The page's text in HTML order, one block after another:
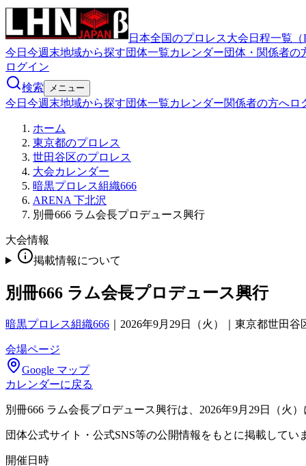
日本全国のプロレス大会日程一覧（
今日 今週末地域から探す団体一覧カレンダー団体・関係者の
ログイン
検索
メニュー
今日 今週末地域から探す団体一覧カレンダー関係者の方へロ
ホーム
東京都のプロレス
世田谷区のプロレス
大会カレンダー
暗黒プロレス組織666
ARENA 下北沢
別冊666 ラム会長プロデュース興行
大会情報
掲載情報について
別冊666 ラム会長プロデュース興行
暗黒プロレス組織666 2026年9月29日（火）｜東京都世田谷
会場ページ
Google マップ
カレンダーに戻る
別冊666 ラム会長プロデュース興行は、2026年9月29日（火
団体公式サイト・公式SNS等の公開情報をもとに掲載してい
開催日時